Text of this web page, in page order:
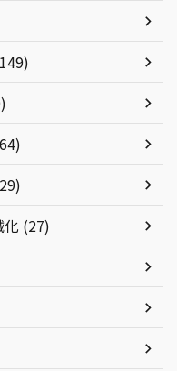
化 (27)